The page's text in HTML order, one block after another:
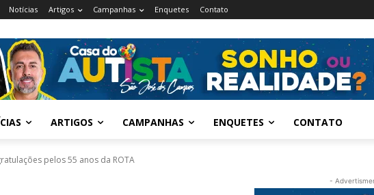
Notícias Artigos Campanhas Enquetes Contato
ARTIGOS CAMPANHAS ENQUETES CONTATO
pelos 55 anos da ROTA
-